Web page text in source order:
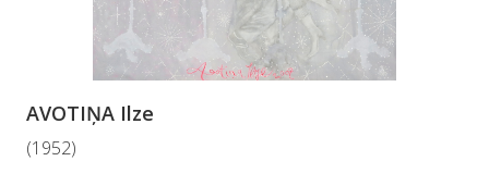
AVOTIŅA Ilze
(1952)